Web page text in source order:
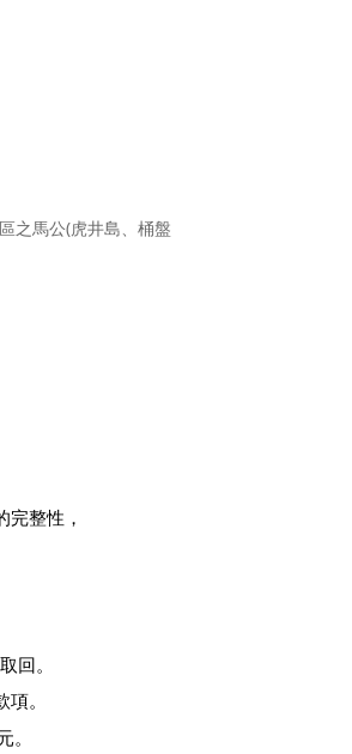
之馬公(虎井島、桶盤
整性，
回。
。
。